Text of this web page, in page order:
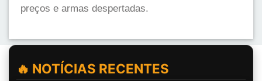
preços e armas despertadas.
🔥 NOTÍCIAS RECENTES